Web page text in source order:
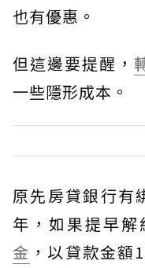
也有優惠。
但這邊要提醒，
一些隱形成本。
原先房貸銀行有
年，如果提早解
金 ，以貸款金額